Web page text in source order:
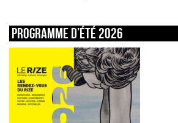
Programme d’été 2026